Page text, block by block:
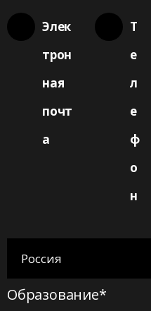
Элек
трон
ная
почт
а
Т
е
л
е
ф
о
н
Образование*